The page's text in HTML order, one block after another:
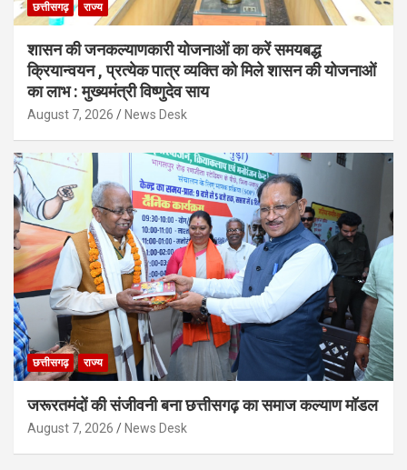
छत्तीसगढ़ राज्य
शासन की जनकल्याणकारी योजनाओं का करें समयबद्ध
क्रियान्वयन , प्रत्येक पात्र व्यक्ति को मिले शासन की योजनाओं
का लाभ : मुख्यमंत्री विष्णुदेव साय
August 7, 2026 News Desk
छत्तीसगढ़ राज्य
जरूरतमंदों की संजीवनी बना छत्तीसगढ़ का समाज कल्याण मॉडल
August 7, 2026 News Desk